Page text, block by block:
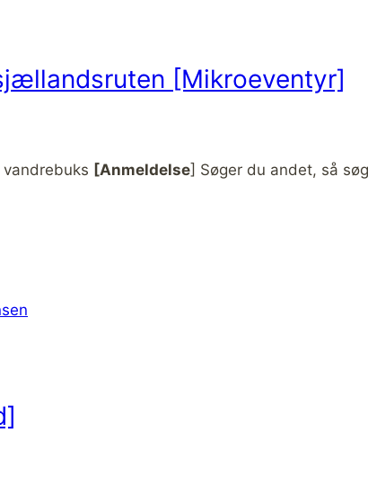
[Mikroeventyr]
[Anmeldelse] Søger du andet, så